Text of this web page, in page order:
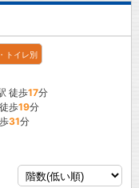
トイレ別
徒歩17分
歩19分
31分